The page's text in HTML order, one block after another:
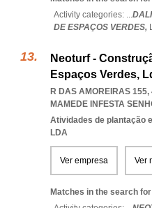
Activity categories: ...
DE ESPAÇOS VERDES,
Neoturf -
Espaços Verdes,
R DAS AMOREIRAS 155,
MAMEDE INFESTA
Atividades de plantação
LDA
Ver empresa Ver
Matches in the search